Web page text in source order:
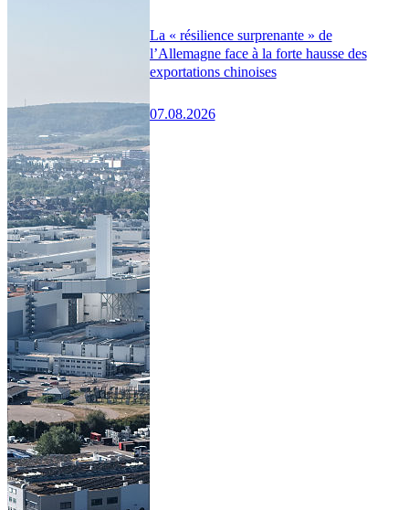
La « résilience surprenante » de
l’Allemagne face à la forte hausse des
exportations chinoises
07.08.2026